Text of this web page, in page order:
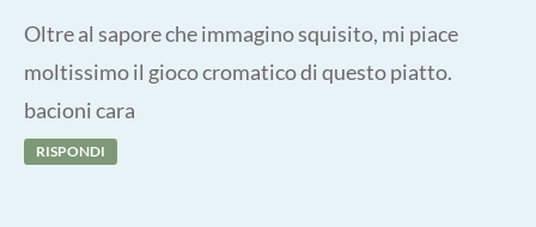
Oltre al sapore che immagino squisito, mi piace
moltissimo il gioco cromatico di questo piatto.
bacioni cara
RISPONDI